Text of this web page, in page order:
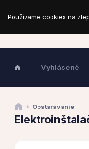
Vyhlásené
Obstarávanie
Používame cookies na